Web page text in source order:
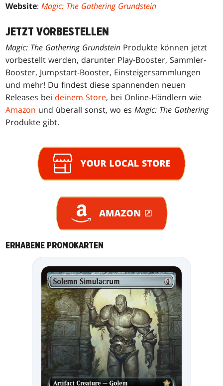
Website:Magic: The Gathering Grundstein
JETZT VORBESTELLEN
Magic: The Gathering Grundstein Produkte können jetzt
vorbestellt werden, darunter Play-Booster, Sammler-
Booster, Jumpstart-Booster, Einsteigersammlungen
und mehr! Du findest diese spannenden neuen
Releases bei deinem Store, bei Online-Händlern wie
Amazon und überall sonst, wo esMagic: The Gathering
Produkte gibt.
ERHABENE PROMOKARTEN